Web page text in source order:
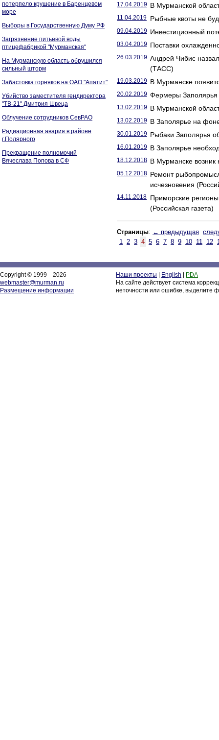
потерпело крушение в Баренцевом
море
Выборы в Государственную Думу РФ
Загрязнение питьевой воды
птицефабрикой "Мурманская"
На Мурманскую область обрушился
сильный шторм
Забастовка горняков на ОАО "Апатит"
Убийство заместителя гендиректора
"ТВ-21" Дмитрия Швеца
Облучение сотрудников СевРАО
Радиационная авария в районе
г.Полярного
Прекращение полномочий
Вячеслава Попова в СФ
17.04.2019 В Мурманской
11.04.2019 Рыбные квоты не
09.04.2019 Инвестиционный
03.04.2019 Поставки
26.03.2019 Андрей Чибис
(ТАСС)
19.03.2019 В Мурманске
20.02.2019 Фермеры Заполярья
13.02.2019 В Мурманской
13.02.2019 В Заполярье на фоне
30.01.2019 Рыбаки Заполярья
16.01.2019 В Заполярье
18.12.2018 В Мурманске возник
05.12.2018 Ремонт
исчезновения
14.11.2018 Приморские
(Российская газета)
Страницы: ← предыдущая
1 2 3 4 5 6 7 8 9 10 11 12
Copyright © 1999—2026
webmaster@murman.ru
Размещение информации
Наши проекты English
PDA
На сайте действует система
неточности или ошибке, выделите